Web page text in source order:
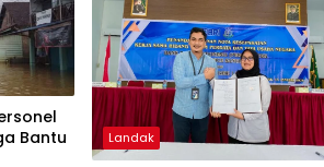
Bantu
Landak